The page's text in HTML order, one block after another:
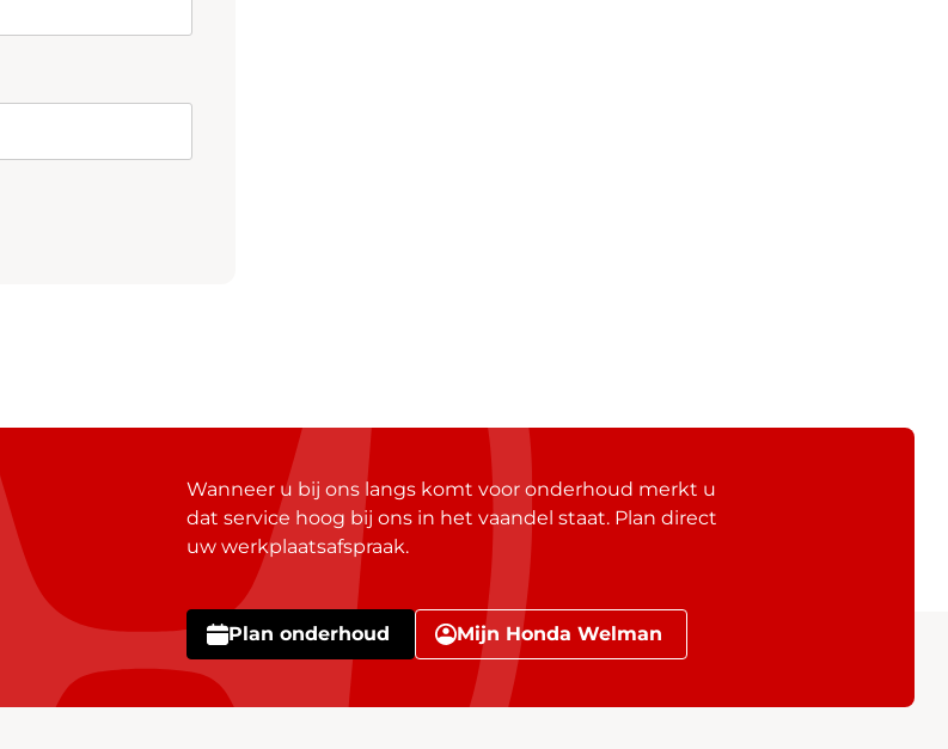
Wanneer u bij ons langs komt voor onderhoud merkt u
dat service hoog bij ons in het vaandel staat. Plan direct
uw werkplaatsafspraak.
Plan onderhoud Mijn Honda Welman